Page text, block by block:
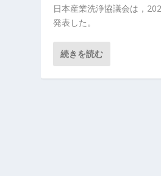
日本産業洗浄協議会は，
発表した。
続きを読む